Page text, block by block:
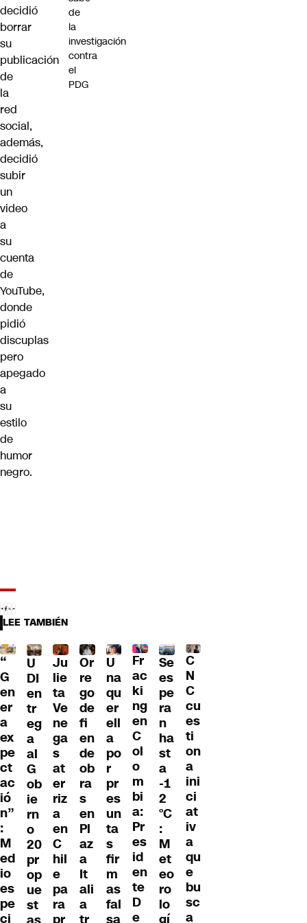
decidió
borrar
su
publicación
de
la
red
social,
además,
decidió
subir
un
video
a
su
cuenta
de
YouTube,
donde
pidió
discuplas
pero
apegado
a
su
estilo
de
humor
negro.
de
la
investigación
contra
el
PDG
LEE TAMBIÉN
“
G
en
er
a
ex
pe
ct
ac
ió
n”
:
M
ed
io
es
pe
ci
U
DI
en
tr
eg
a
al
G
ob
ie
rn
o
20
pr
op
ue
st
Ju
lie
ta
Ve
ne
ga
s
at
er
riz
a
en
C
hil
e
pa
ra
pr
Or
re
go
de
fi
en
de
ob
ra
s
en
Pl
az
a
It
ali
a
tr
U
na
qu
er
ell
a
po
r
pr
es
un
ta
s
fir
m
as
fal
sa
Fr
ac
ki
ng
en
C
ol
o
m
bi
a:
Pr
es
id
en
te
D
e
Se
es
pe
ra
n
ha
st
a
-1
2
°C
:
M
et
eo
ro
lo
gí
C
N
C
cu
es
ti
on
a
ini
ci
at
iv
a
qu
e
bu
sc
a